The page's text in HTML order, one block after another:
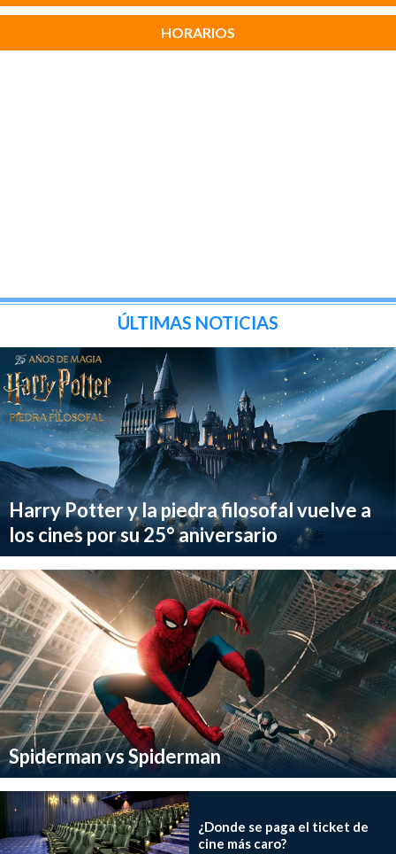
HORARIOS
ÚLTIMAS NOTICIAS
Harry Potter y la piedra filosofal vuelve a
los cines por su 25° aniversario
Spiderman vs Spiderman
¿Donde se paga el ticket de
cine más caro?